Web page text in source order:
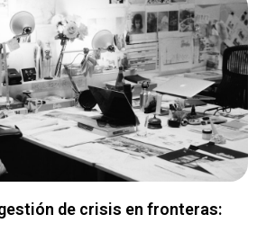
de crisis en fronteras: